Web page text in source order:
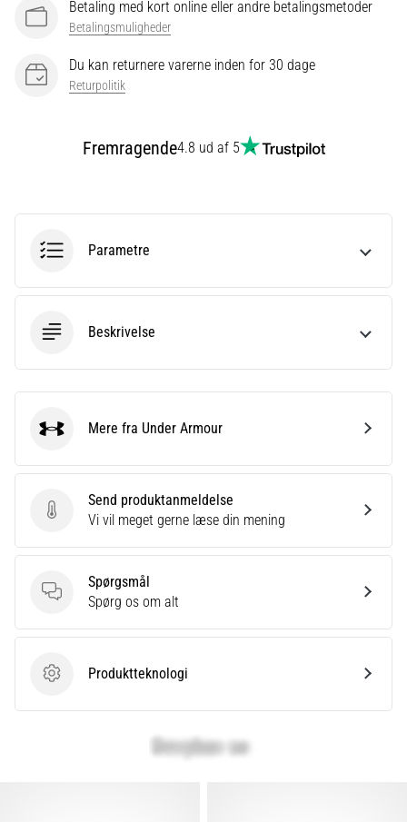
almindeligt
helbredsproblem,
Vis
alle
artikler
Betaling med kort online eller andre betalingsmetoder
Betalingsmuligheder
Du kan returnere varerne inden for 30 dage
Returpolitik
Fremragende4.8 ud af 5
Parametre
Beskrivelse
Send produktanmeldelse
Send produktanmeldelse
Vi vil meget gerne læse din mening
Spørgsmål
Spørgsmål
Spørg os om alt
Produktteknologi
Produktteknologi
Under ArmourMere fra Under Armour